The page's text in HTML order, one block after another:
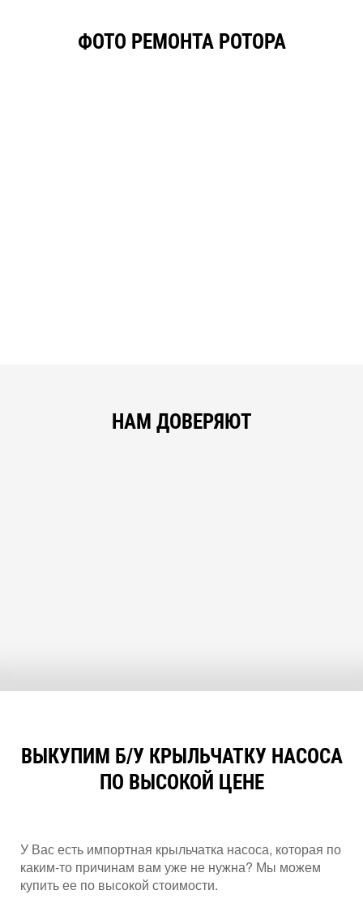
ФОТО РЕМОНТА РОТОРА
НАМ ДОВЕРЯЮТ
ВЫКУПИМ Б/У КРЫЛЬЧАТКУ НАСОСА
ПО ВЫСОКОЙ ЦЕНЕ
У Вас есть импортная крыльчатка насоса, которая по
каким-то причинам вам уже не нужна? Мы можем
купить ее по высокой стоимости.